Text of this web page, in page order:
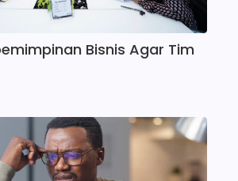
Bisnis Agar Tim